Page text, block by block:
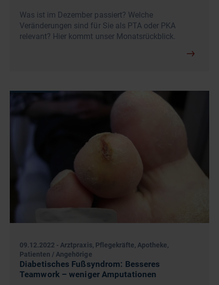
Was ist im Dezember passiert? Welche
Veränderungen sind für Sie als PTA oder PKA
relevant? Hier kommt unser Monatsrückblick.
09.12.2022 -Arztpraxis, Pflegekräfte, Apotheke,
Patienten / Angehörige
Diabetisches Fußsyndrom: Besseres
Teamwork – weniger Amputationen